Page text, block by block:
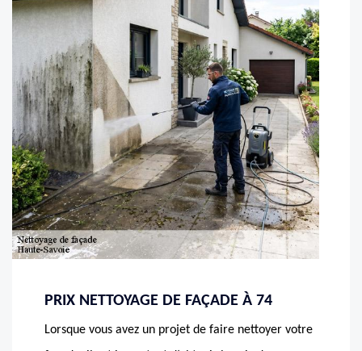
PRIX NETTOYAGE DE FAÇADE À 74
Lorsque vous avez un projet de faire nettoyer votre